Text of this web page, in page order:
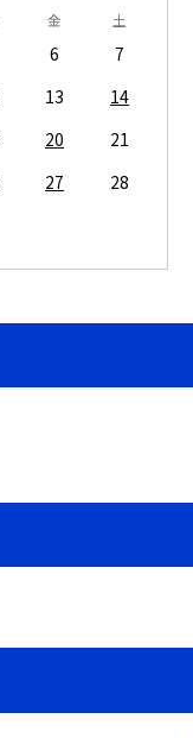
金 土
6
7
13
14
20
21
27
28